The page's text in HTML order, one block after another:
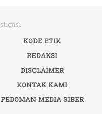
KODE ETIK
REDAKSI
DISCLAIMER
KONTAK KAMI
PEDOMAN MEDIA SIBER